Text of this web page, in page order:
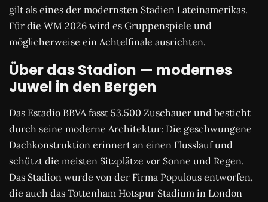
gilt als eines der modernsten Stadien Lateinamerikas.
Für die WM 2026 wird es Gruppenspiele und
möglicherweise ein Achtelfinale ausrichten.
Über das Stadion — modernes
Juwel in den Bergen
Das Estadio BBVA fasst 53.500 Zuschauer und besticht
durch seine moderne Architektur: Die geschwungene
Dachkonstruktion erinnert an einen Flusslauf und
schützt die meisten Sitzplätze vor Sonne und Regen.
Das Stadion wurde von der Firma Populous entworfen,
die auch das Tottenham Hotspur Stadium in London